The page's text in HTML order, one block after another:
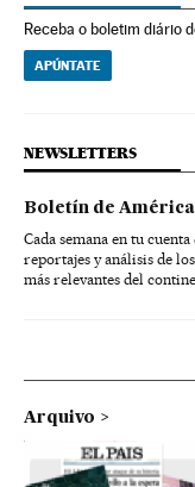
Receba o boletim diário
APÚNTATE
NEWSLETTERS
Boletín de América
Cada semana en tu
reportajes y análisis de
más relevantes del
Arquivo